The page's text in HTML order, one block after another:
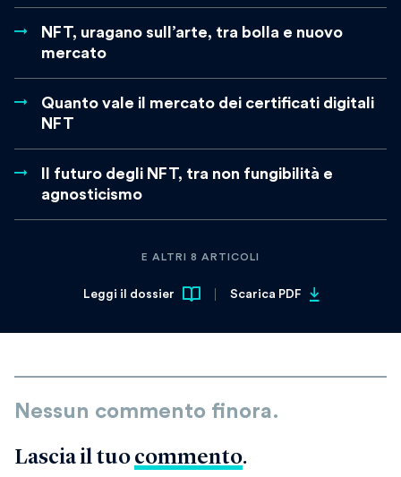
NFT, uragano sull’arte, tra bolla e nuovo
mercato
Quanto vale il mercato dei certificati digitali
NFT
Il futuro degli NFT, tra non fungibilità e
agnosticismo
E ALTRI 8 ARTICOLI
Leggi il dossier Scarica PDF
Nessun commento finora.
Lascia il tuo commento.